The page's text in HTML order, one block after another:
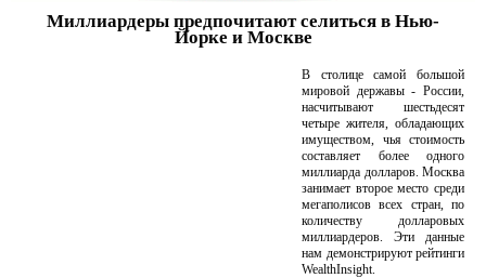
Миллиардеры предпочитают селиться в Нью-
Йорке и Москве
В столице самой большой
мировой державы - России,
насчитывают шестьдесят
четыре жителя, обладающих
имуществом, чья стоимость
составляет более одного
миллиарда долларов. Москва
занимает второе место среди
мегаполисов всех стран, по
количеству долларовых
миллиардеров. Эти данные
нам демонстрируют рейтинги
WealthInsight.